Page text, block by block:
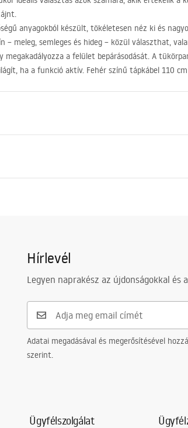
anyagokból készült, tökéletesen néz ki és
– meleg, semleges és hideg – közül választhat,
megakadályozza a felület bepárásodását. A
ha a funkció aktív. Fehér színű tápkábel 110
20mm
24 Hónap
Hírlevél
Legyen naprakész az újdonságokkal és
Adatai megadásával és megerősítésével
szerint.
Ügyfélszolgálat